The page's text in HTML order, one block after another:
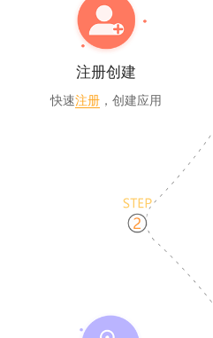
注册创建
快速注册，创建应用